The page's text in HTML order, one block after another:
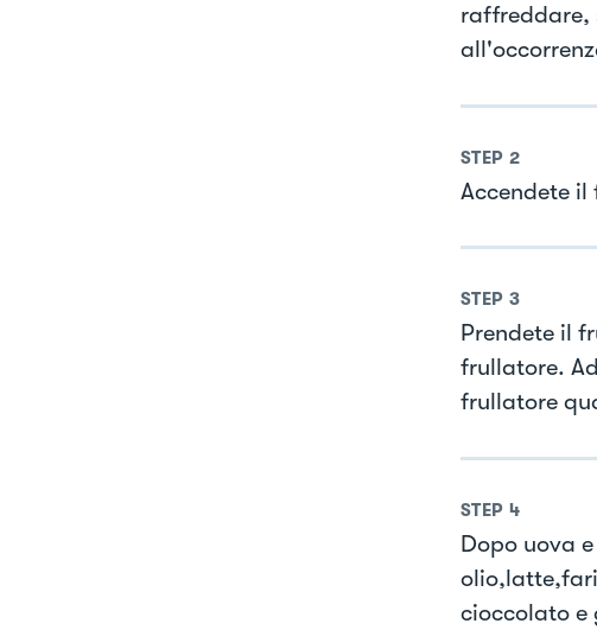
raffreddare,
STEP 2
Accendete il
STEP 3
Prendete il
frullatore.
frullatore
STEP 4
Dopo uova
cioccolato e